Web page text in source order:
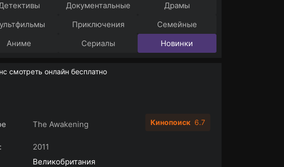
Документальные
Драмы
Приключения
Семейные
Аниме Сериалы Новинки
смотреть онлайн бесплатно
The Awakening
2011
Великобритания
Кинопоиск 6.7